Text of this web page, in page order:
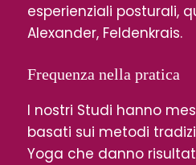
esperienziali posturali,
Alexander, Feldenkrais.
Frequenza nella pratica
I nostri Studi hanno
basati sui metodi
Yoga che danno